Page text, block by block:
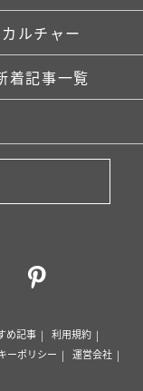
カルチャー
着記事一覧
め記事
利用規約
ーポリシー
運営会社